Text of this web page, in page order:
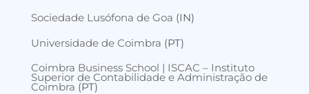
Sociedade Lusófona de Goa (IN)
Universidade de Coimbra (PT)
Coimbra Business School | ISCAC – Instituto
Superior de Contabilidade e Administração de
Coimbra (PT)